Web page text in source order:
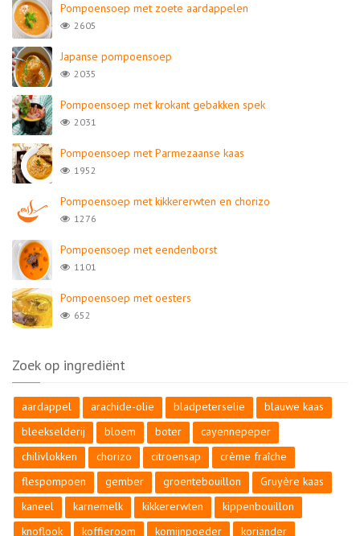
Pompoensoep met zoete aardappelen
2605
Japanse pompoensoep
2035
Pompoensoep met krokant gebakken spek
2031
Pompoensoep met Parmezaanse kaas
1952
Pompoensoep met kikkererwten en chorizo
1276
Pompoensoep met eendenborst
1101
Pompoensoep met oesters
652
Zoek op ingrediënt
aardappel arachide-olie bladpeterselie
blauwe kaas
bleekselderij
bloem boter
cayennepeper
chilivlokken
chorizo citroensap
crème fraîche
flespompoen
gember groentebouillon
Gruyère kaas
kaneel
karnemelk kikkererwten
kippenbouillon
knoflook
koffieroom komijnpoeder koriander